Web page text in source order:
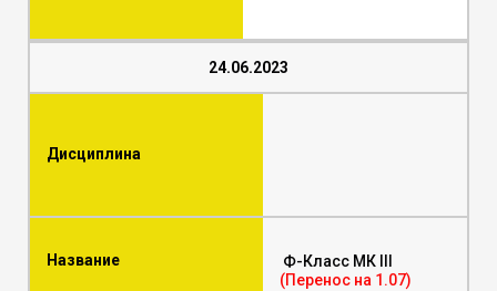
24.06.2023
Дисциплина
Название
Ф-Класс МК III
(Перенос на 1.07)